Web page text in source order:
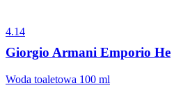
4.14
Giorgio Armani Emporio He
Woda toaletowa 100 ml